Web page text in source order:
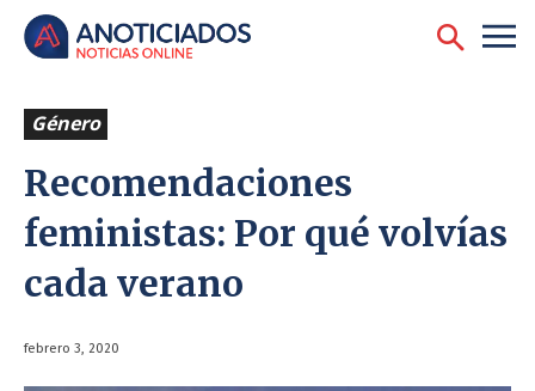
Género
Recomendaciones
feministas: Por qué volvías
cada verano
febrero 3, 2020